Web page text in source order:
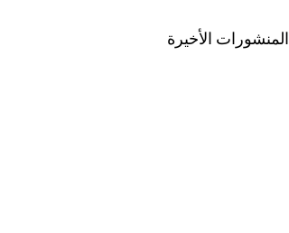
المنشورات الأخيرة